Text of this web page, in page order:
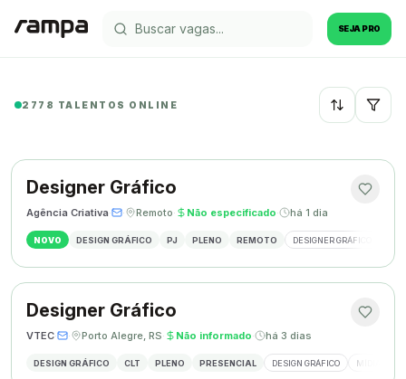
SEJA PRO
2778 TALENTOS ONLINE Recentes
Designer Gráfico
Agência Criativa· · Remoto· Não especificado· há 1 dia
NOVO DESIGN GRÁFICO PJ PLENO REMOTO DESIGNER GRÁFICO
Designer Gráfico
VTEC· · Porto Alegre, RS· Não informado· há 3 dias
DESIGN GRÁFICO CLT PLENO PRESENCIAL DESIGN GRÁFICO MÍDIAS